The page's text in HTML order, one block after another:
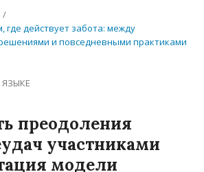
/
где действует забота: между
и повседневными практиками
преодоления
участниками
модели